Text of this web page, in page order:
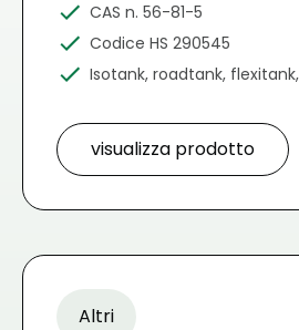
CAS n. 56-81-5
Codice HS 290545
Isotank, roadtank,
visualizza prodotto
Altri